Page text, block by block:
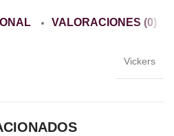
VALORACIONES (0)
Vickers